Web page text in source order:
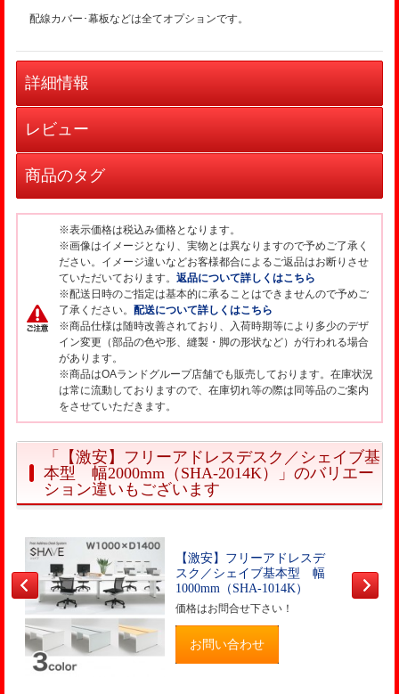
配線カバー･幕板などは全てオプションです。
詳細情報
レビュー
商品のタグ
※表示価格は税込み価格となります。
※画像はイメージとなり、実物とは異なりますので予めご了承く
ださい。イメージ違いなどお客様都合によるご返品はお断りさせ
ていただいております。返品について詳しくはこちら
※配送日時のご指定は基本的に承ることはできませんので予めご
了承ください。 配送について詳しくはこちら
※商品仕様は随時改善されており、入荷時期等により多少のデザ
イン変更（部品の色や形、縫製・脚の形状など）が行われる場合
があります。
※商品はOAランドグループ店舗でも販売しております。在庫状況
は常に流動しておりますので、在庫切れ等の際は同等品のご案内
をさせていただきます。
「【激安】フリーアドレスデスク／シェイブ基
本型 幅2000mm（SHA-2014K）」のバリエー
ション違いもございます
【激安】フリーアドレスデ
スク／シェイブ基本型 幅
1000mm（SHA-1014K）
価格はお問合せ下さい！
お問い合わせ